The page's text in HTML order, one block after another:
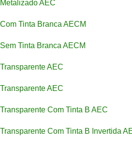
Metalizado AEC
Com Tinta Branca AECM
Sem Tinta Branca AECM
Transparente AEC
Transparente AEC
Transparente Com Tinta B AEC
Transparente Com Tinta B Invertida